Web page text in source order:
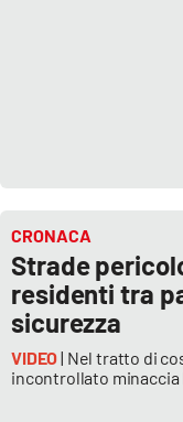
CRONACA
Strade
residenti tra
sicurezza
VIDEO| Nel tratto di
incontrollato